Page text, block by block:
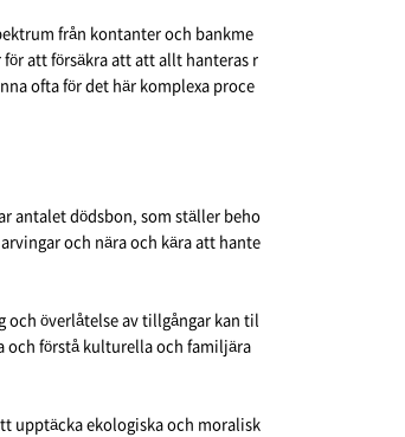
från kontanter och bankme
att försäkra att att allt hanteras r
ofta för det här komplexa proce
antalet dödsbon, som ställer beho
och nära och kära att hante
överlåtelse av tillgångar kan til
och förstå kulturella och familjära
upptäcka ekologiska och moralisk